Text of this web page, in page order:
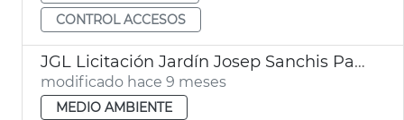
CONTROL ACCESOS
JGL Licitación Jardín Josep Sanchis Patraix
modificado hace 9 meses
MEDIO AMBIENTE